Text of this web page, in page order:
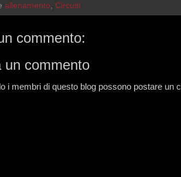
allenamento Circuiti
commento:
un commento
i membri di questo blog possono postare un